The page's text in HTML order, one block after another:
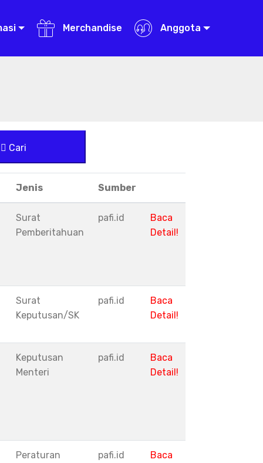
Merchandise Anggota
Cari
Jenis Sumber
Surat
Pemberitahuan
pafi.id
Baca
Detail!
Surat
Keputusan/SK
pafi.id
Baca
Detail!
Keputusan
Menteri
pafi.id
Baca
Detail!
Peraturan
pafi.id
Baca